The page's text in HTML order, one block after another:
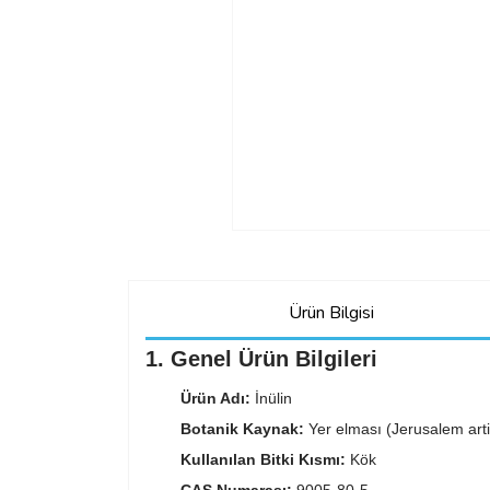
Ürün Bilgisi
1. Genel Ürün Bilgileri
Ürün Adı: İnülin
Botanik Kaynak: Yer elması (Jerusalem
Kullanılan Bitki Kısmı: Kök